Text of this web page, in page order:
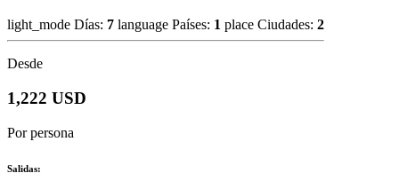
light_mode Días: 7 language Países: 1 place Ciudades: 2
Desde
1,222 USD
Por persona
Salidas: